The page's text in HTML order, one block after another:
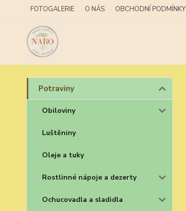
FOTOGALERIE O NÁS OBCHODNÍ PODMÍNKY
Potraviny
Obiloviny
Luštěniny
Oleje a tuky
Rostlinné nápoje a dezerty
Ochucovadla a sladidla